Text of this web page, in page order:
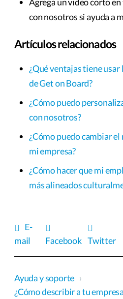
con nosotros si ayuda a
Artículos relacionados
¿Qué ventajas tiene usar
de Get on Board?
¿Cómo puedo
con nosotros?
¿Cómo puedo cambiar
mi empresa?
¿Cómo hacer que mi
más alineados
E-
mail
Facebook Twitter
Ayuda y soporte ›
¿Cómo describir a tu